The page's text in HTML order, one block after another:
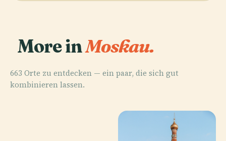
More inMoskau.
663 Orte zu entdecken — ein paar, die sich gut
kombinieren lassen.